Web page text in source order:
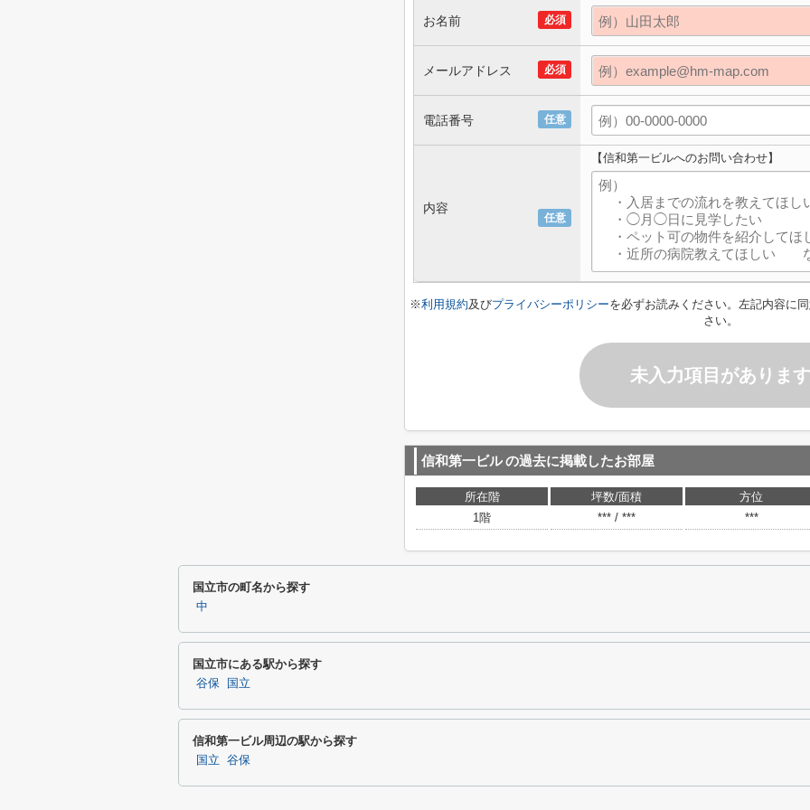
必須
お名前
必須
メールアドレス
任意
電話番号
任意
内容
【信和第一ビルへのお問い合わせ】
※利用規約及びプライバシーポリシーを必ずお読みください。左記内容に
さい。
未入力項目があります
信和第一ビルの過去に掲載したお部屋
所在階 坪数/面積
方位
1階
*** / *** ***
国立市の町名から探す
中
国立市にある駅から探す
谷保 国立
信和第一ビル周辺の駅から探す
国立 谷保